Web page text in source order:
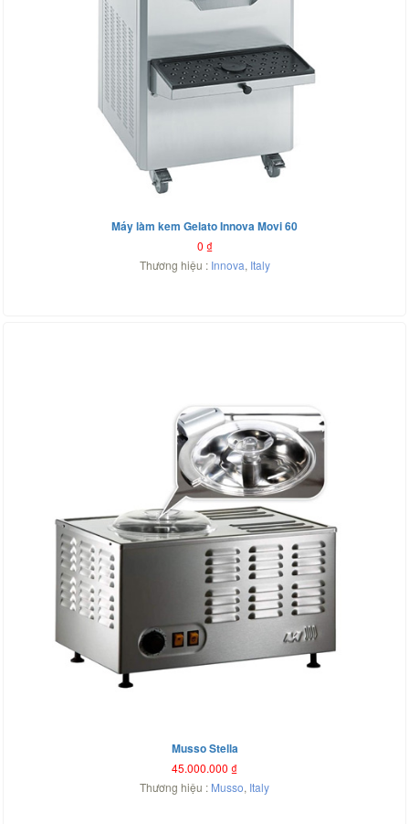
Máy làm kem Gelato Innova Movi 60
0 ₫
Thương hiệu : Innova, Italy
Musso Stella
45.000.000 ₫
Thương hiệu : Musso, Italy